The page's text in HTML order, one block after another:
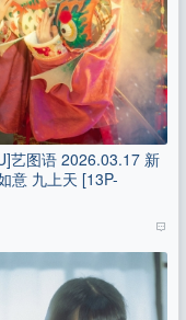
艺图语 2026.03.17 新
意 九上天 [13P-